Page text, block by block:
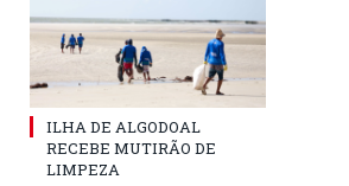
ILHA DE ALGODOAL
RECEBE MUTIRÃO DE
LIMPEZA